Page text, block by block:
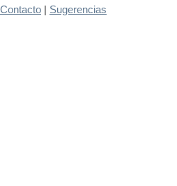
Contacto Sugerencias